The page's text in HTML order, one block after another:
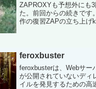
ZAPROXYも予想外にも
た。前回からの続きです
作の復習ZAPの立ち上
feroxbuster
feroxbusterは、Webサー
が公開されていないディ
イルを発見するための高